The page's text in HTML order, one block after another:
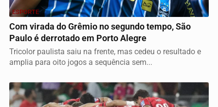
ESPORTE
Com virada do Grêmio no segundo tempo, São
Paulo é derrotado em Porto Alegre
Tricolor paulista saiu na frente, mas cedeu o resultado e
amplia para oito jogos a sequência sem...